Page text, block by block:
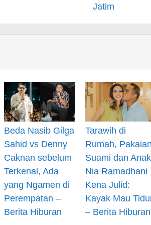
Jatim
Beda Nasib Gilga
Sahid vs Denny
Caknan sebelum
Terkenal, Ada
yang Ngamen di
Perempatan –
Berita Hiburan
Tarawih di
Rumah,
Suami dan Anak
Nia Ramadhani
Kena Julid:
Kayak Mau
– Berita Hiburan